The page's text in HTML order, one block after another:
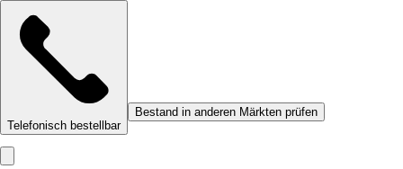
Telefonisch bestellbar
Bestand in anderen Märkten prüfen